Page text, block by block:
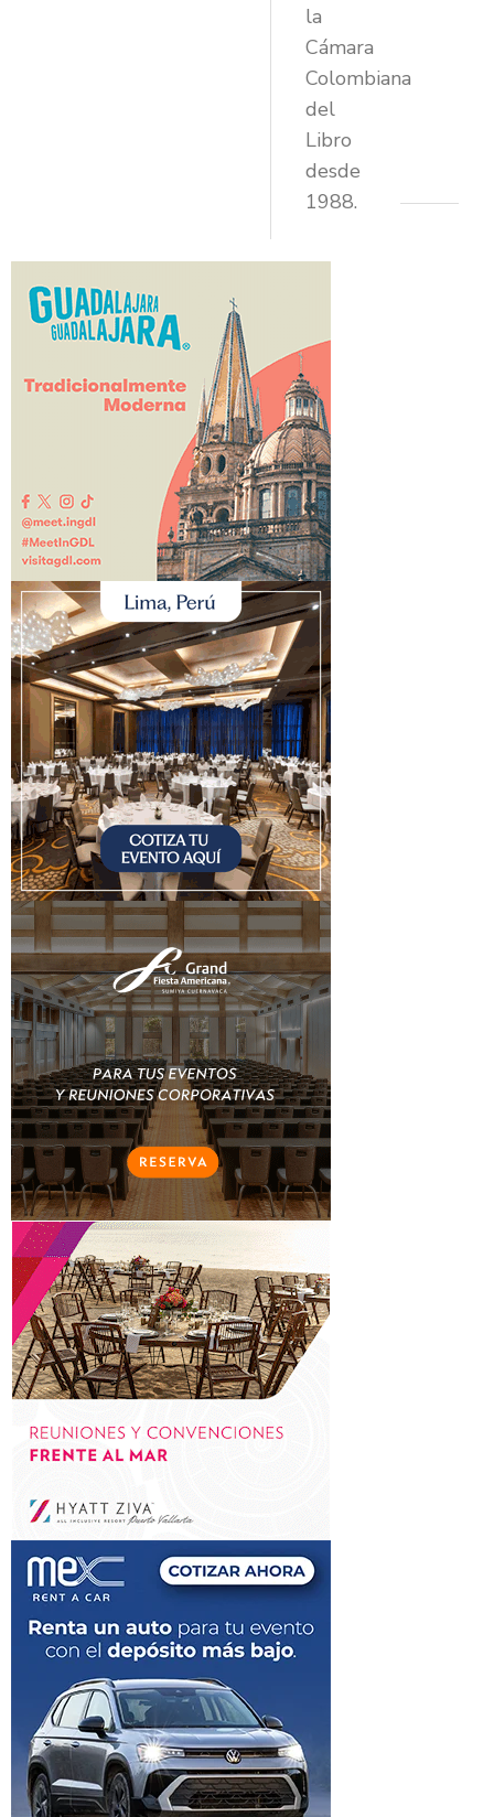
la
Cámara
Colombiana
del
Libro
desde
1988.